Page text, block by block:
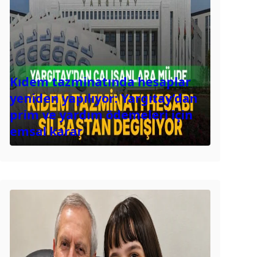
Kıdem tazminatında hesaplar
yeniden yapılıyor: Yargıtay’dan
prim ve yardım ödemeleri için
emsal karar